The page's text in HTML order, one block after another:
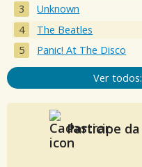
Unknown
The Beatles
Panic! At The Disco
Ver
Participe da